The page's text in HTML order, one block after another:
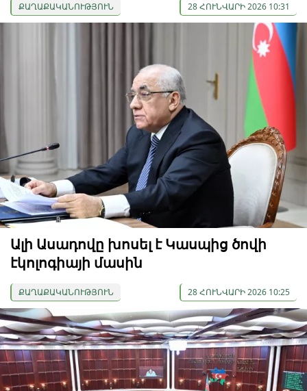
ՔԱՂԱՔԱԿԱՆՈՒԹՅՈՒՆ 28 ՀՈՒՆՎԱՐԻ 2026 10:31
Ալի Ասադովը խոսել է Կասպից ծովի
էկոլոգիայի մասին
ՔԱՂԱՔԱԿԱՆՈՒԹՅՈՒՆ 28 ՀՈՒՆՎԱՐԻ 2026 10:25